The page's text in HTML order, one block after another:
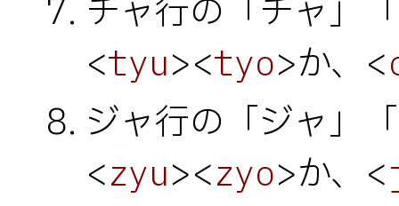
チャ行の「チャ」
<tyu><tyo>か、<
ジャ行の「ジャ」
<zyu><zyo>か、<